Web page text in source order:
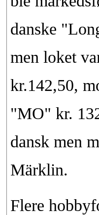
danske
men loket
kr.142,50,
"MO" kr.
dansk men
Märklin.
Flere